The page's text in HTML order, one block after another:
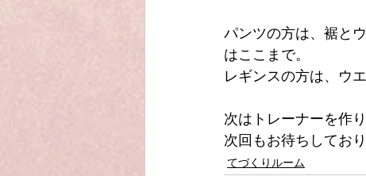
パンツの方は、裾と
はここまで。
レギンスの方は、ウ
次はトレーナーを作
次回もお待ちしており
てづくりルーム